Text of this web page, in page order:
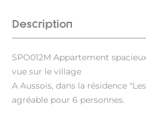
Description
SPO012M Appartement
vue sur le village
A Aussois, dans la résidence
agréable pour 6 personnes.